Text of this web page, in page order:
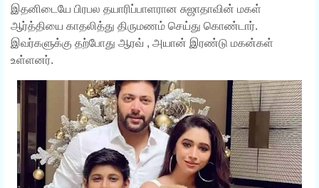
இதனிடையே பிரபல தயாரிப்பாளரான சுஜாதாவின் மகள்
ஆர்த்தியை காதலித்து திருமணம் செய்து கொண்டார்.
இவர்களுக்கு தற்போது ஆரவ் , அயான் இரண்டு மகன்கள்
உள்ளனர்.